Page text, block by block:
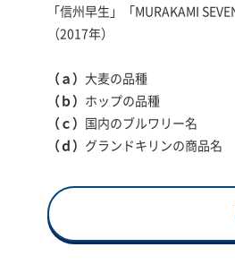
「信州早生」「MURAKAMI
（2017年）
（ａ） 大麦の品種
（ｂ） ホップの品種
（ｃ）
国内のブルワリー名
（ｄ） グランドキリンの商品名